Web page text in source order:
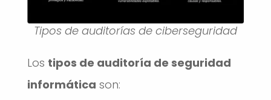
Tipos de auditorías de ciberseguridad
Los tipos de auditoría de seguridad
informática son: